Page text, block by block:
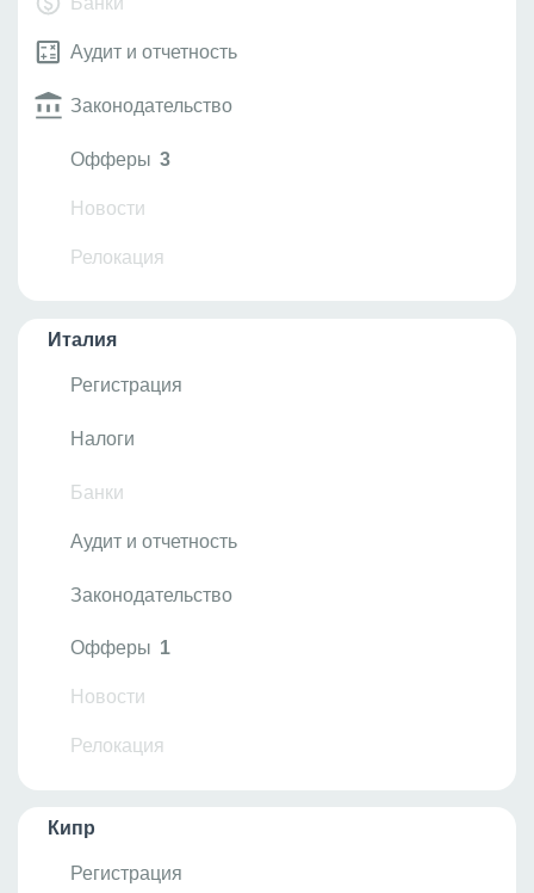
Аудит и отчетность
Законодательство
Офферы 3
Новости
Релокация
Италия
Регистрация
Аудит и отчетность
Законодательство